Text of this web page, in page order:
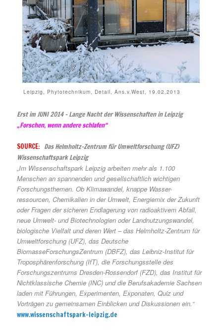
Leipzig, Phytotechnikum, Detail, Ans.v.West, 19.02.2013
Erst im JUNI 2014 – Lange Nacht der Wissenschaften in Leipzig
„Forschen, wenn andere schlafen“
SOURCE: Das Helmholtz-Zentrum für Umweltforschung (UFZ)
Wissenschaftspark Leipzig
„Im Wissenschaftspark Leipzig arbeiten mehr als 1.100
Menschen an spannenden und gesellschaftlich wichtigen
Forschungsthemen. Ob Klimawandel, knappe Wasser-
ressourcen, Chemikalien in der Umwelt, Energiemix der Zukunft
oder Fragen der sicheren Endlagerung von radioaktivem Abfall,
neue Umwelt- und Biotechnologien oder Landnutzungswandel,
biologische Vielfalt und deren Wert – das Helmholtz-Zentrum für
Umweltforschung (UFZ), das Deutsche
BiomasseForschungsZentrum (DBFZ), das Leibniz-Institut für
Troposphärenforschung (IfT), die Forschungsstelle des
Forschungszentrums Dresden-Rossendorf (FZD), das Institut für
Nichtklassische Chemie (INC) und die Berufsakademie Sachsen
laden mit Führungen, Experimenten, Exponaten, Quiz und
Vorträgen zu gemeinsamen Einblicken und Diskussionen ein.“
www.wissenschaftspark-leipzig.de